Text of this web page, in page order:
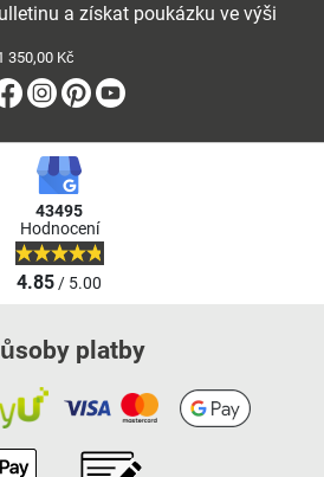
a získat poukázku ve výši
350,00 Kč
Facebook
Instagram
Pinterest
43495
Hodnocení
4.85/ 5.00
platby